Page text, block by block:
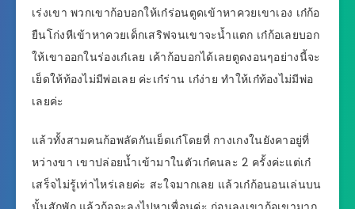
เร่งเขา พวกเขาก้อบอกให้เก๋ร่อนตูดเข้าหาควยเขาเอง เก๋ก้อ
ยืนโก่งหีเข้าหาควยเด็กเสริฟจนเขาจะน้ำแตก เก๋ก้อเลยบอก
ให้เขาออกในร่องเก๋เลย เค้าก้อบอกได้เลยตูดงอนๆอย่างนี้จะ
เย็ดให้ท้องไม่มีพ่อเลย ค่ะเก๋ร่าน เก๋ง่าย ทำให้เก๋ท้องไม่มีพ่อ
เลยค่ะ
แล้วทั้งสามคนก้อพลัดกันเย็ดเก๋โดยที่ กางเกงในยังคาอยู่ที่
หว่างขา เขาปล่อยน้ำเข้ามาในตัวเก๋คนละ 2 ครั้งค่ะแต่เก๋
เสร็จไม่รู้เท่าไหร่เลยค่ะ สะใจมากเลย แล้วเก๋ก้อนอนเล่นบน